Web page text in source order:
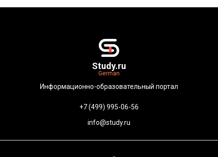
Study.ru
German
Информационно-образовательный портал
+7 (499) 995-06-56
info@study.ru